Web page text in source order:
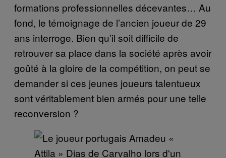
formations professionnelles décevantes… Au
fond, le témoignage de l’ancien joueur de 29
ans interroge. Bien qu’il soit difficile de
retrouver sa place dans la société après avoir
goûté à la gloire de la compétition, on peut se
demander si ces jeunes joueurs talentueux
sont véritablement bien armés pour une telle
reconversion ?